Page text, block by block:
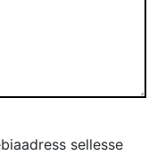
sellesse